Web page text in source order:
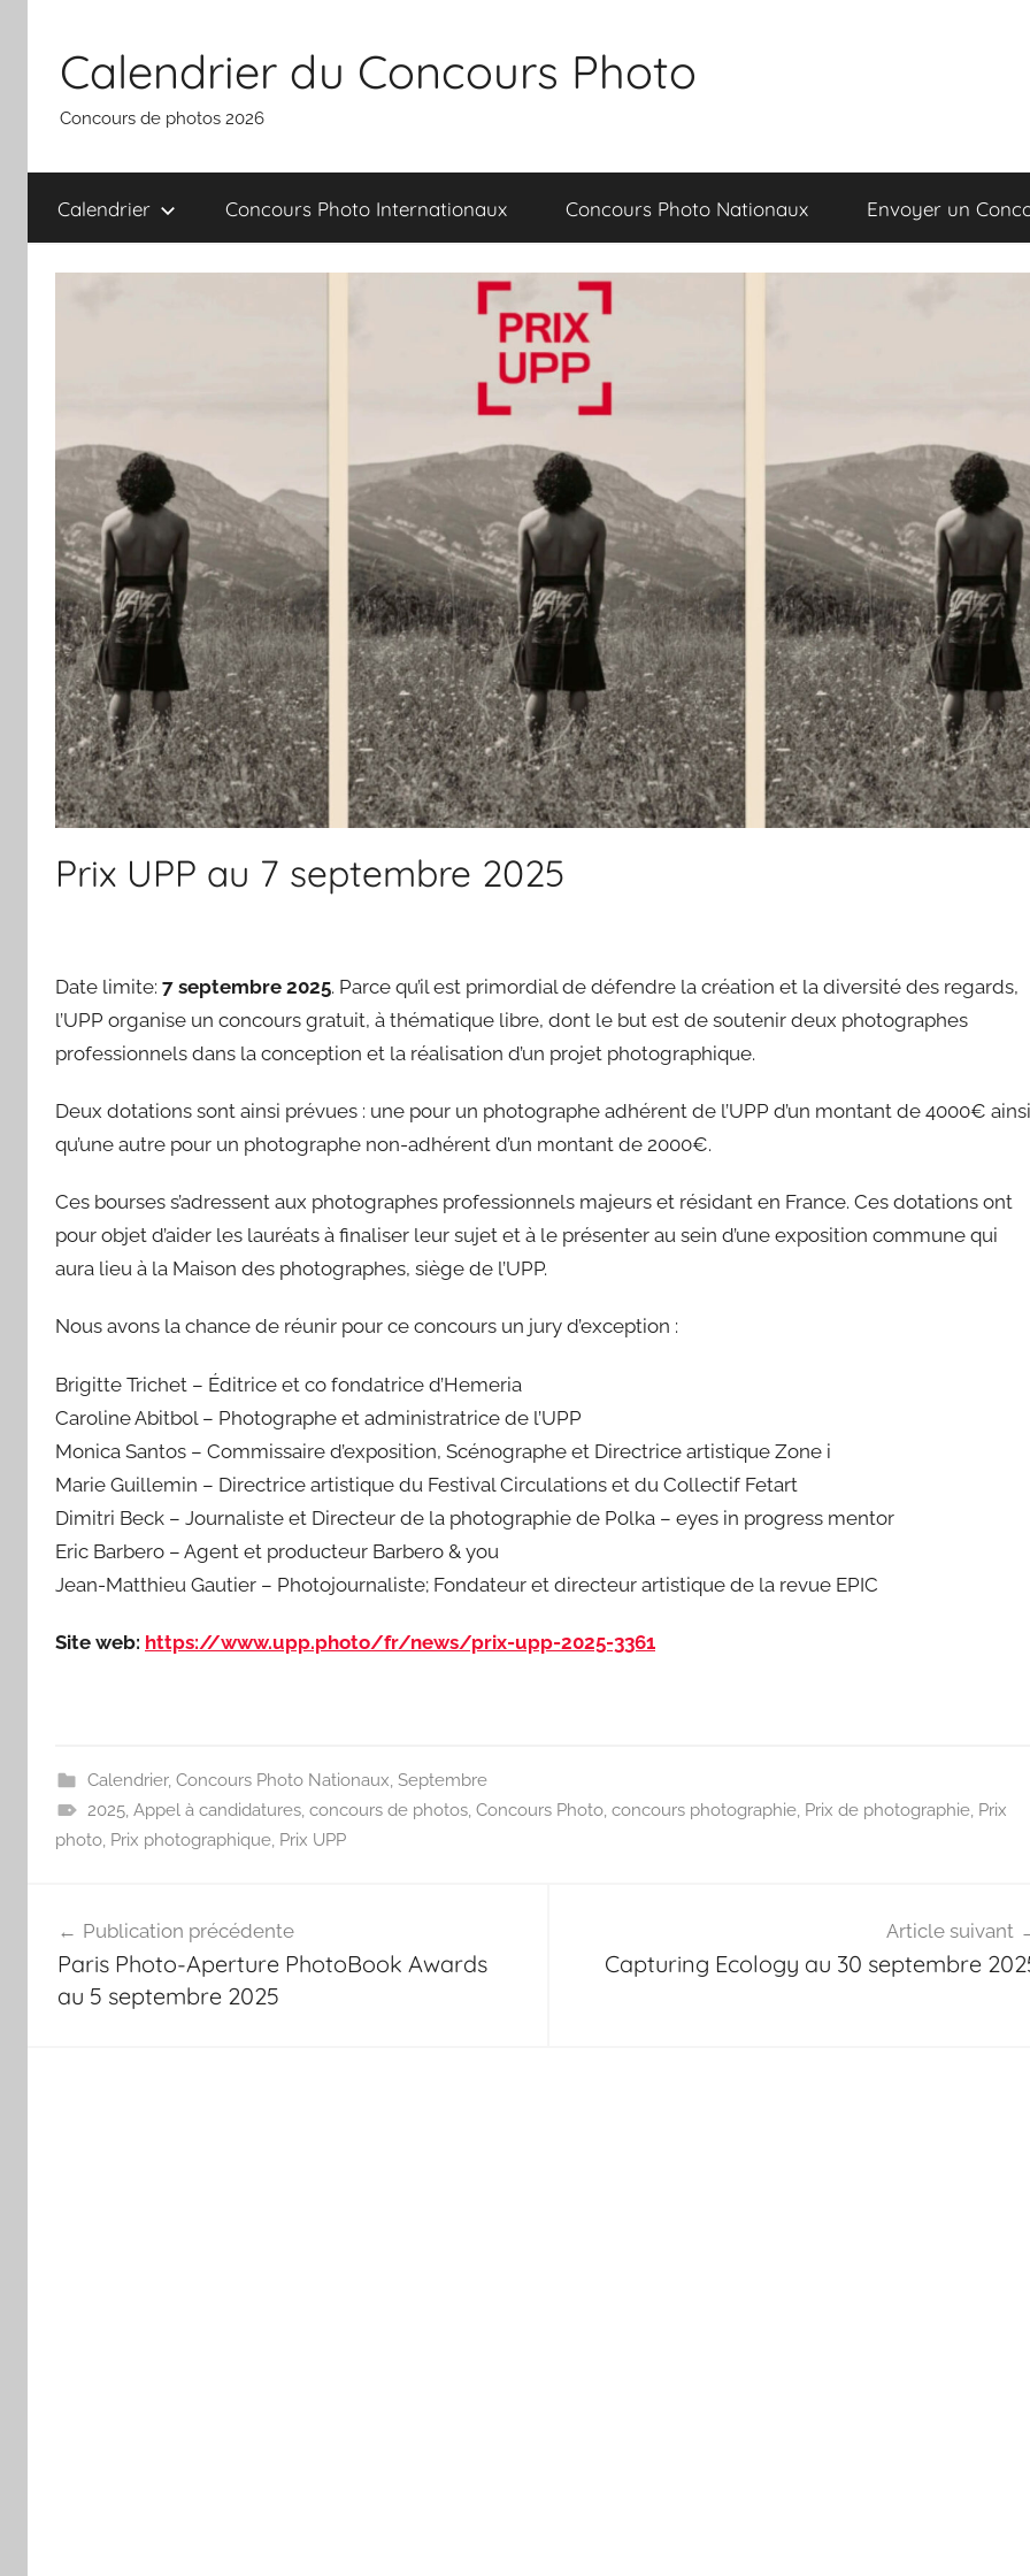
contenu
Calendrier du Concours Photo
Concours de photos 2026
Calendrier Concours Photo Internationaux Concours Photo Nationaux Envoyer un
Prix UPP au 7 septembre 2025
Date limite: 7 septembre 2025. Parce qu’il est primordial de défendre la création et la diversité des regards,
l’UPP organise un concours gratuit, à thématique libre, dont le but est de soutenir deux photographes
professionnels dans la conception et la réalisation d’un projet photographique.
Deux dotations sont ainsi prévues : une pour un photographe adhérent de l’UPP d’un montant de 4000€ ainsi
qu’une autre pour un photographe non-adhérent d’un montant de 2000€.
Ces bourses s’adressent aux photographes professionnels majeurs et résidant en France. Ces dotations ont
pour objet d’aider les lauréats à finaliser leur sujet et à le présenter au sein d’une exposition commune qui
aura lieu à la Maison des photographes, siège de l’UPP.
Nous avons la chance de réunir pour ce concours un jury d’exception :
Brigitte Trichet – Éditrice et co fondatrice d’Hemeria
Caroline Abitbol – Photographe et administratrice de l’UPP
Monica Santos – Commissaire d’exposition, Scénographe et Directrice artistique Zone i
Marie Guillemin – Directrice artistique du Festival Circulations et du Collectif Fetart
Dimitri Beck – Journaliste et Directeur de la photographie de Polka – eyes in progress mentor
Eric Barbero – Agent et producteur Barbero & you
Jean-Matthieu Gautier – Photojournaliste; Fondateur et directeur artistique de la revue EPIC
Site web: https://www.upp.photo/fr/news/prix-upp-2025-3361
Calendrier, Concours Photo Nationaux, Septembre
2025, Appel à candidatures, concours de photos, Concours Photo, concours photographie, Prix de photographie, Prix
photo, Prix photographique, Prix UPP
de
l’article
Publication précédente
Paris Photo-Aperture PhotoBook Awards
au 5 septembre 2025
Article suivant
Capturing Ecology au 30 septembre